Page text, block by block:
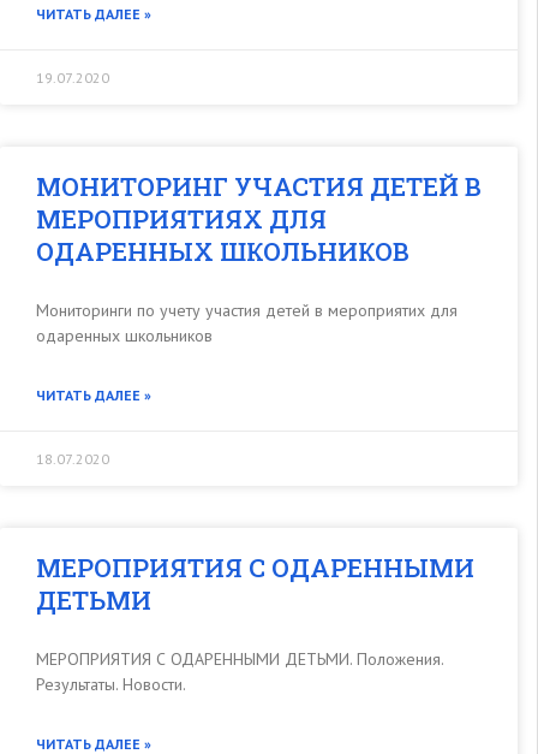
ЧИТАТЬ ДАЛЕЕ »
19.07.2020
МОНИТОРИНГ УЧАСТИЯ ДЕТЕЙ В
МЕРОПРИЯТИЯХ ДЛЯ
ОДАРЕННЫХ ШКОЛЬНИКОВ
Мониторинги по учету участия детей в мероприятих для
одаренных школьников
ЧИТАТЬ ДАЛЕЕ »
18.07.2020
МЕРОПРИЯТИЯ С ОДАРЕННЫМИ
ДЕТЬМИ
МЕРОПРИЯТИЯ С ОДАРЕННЫМИ ДЕТЬМИ. Положения.
Результаты. Новости.
ЧИТАТЬ ДАЛЕЕ »